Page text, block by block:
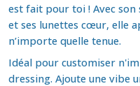
est fait pour toi ! Avec son
et ses lunettes cœur, elle
n’importe quelle tenue.
Idéal pour customiser
dressing. Ajoute une vibe